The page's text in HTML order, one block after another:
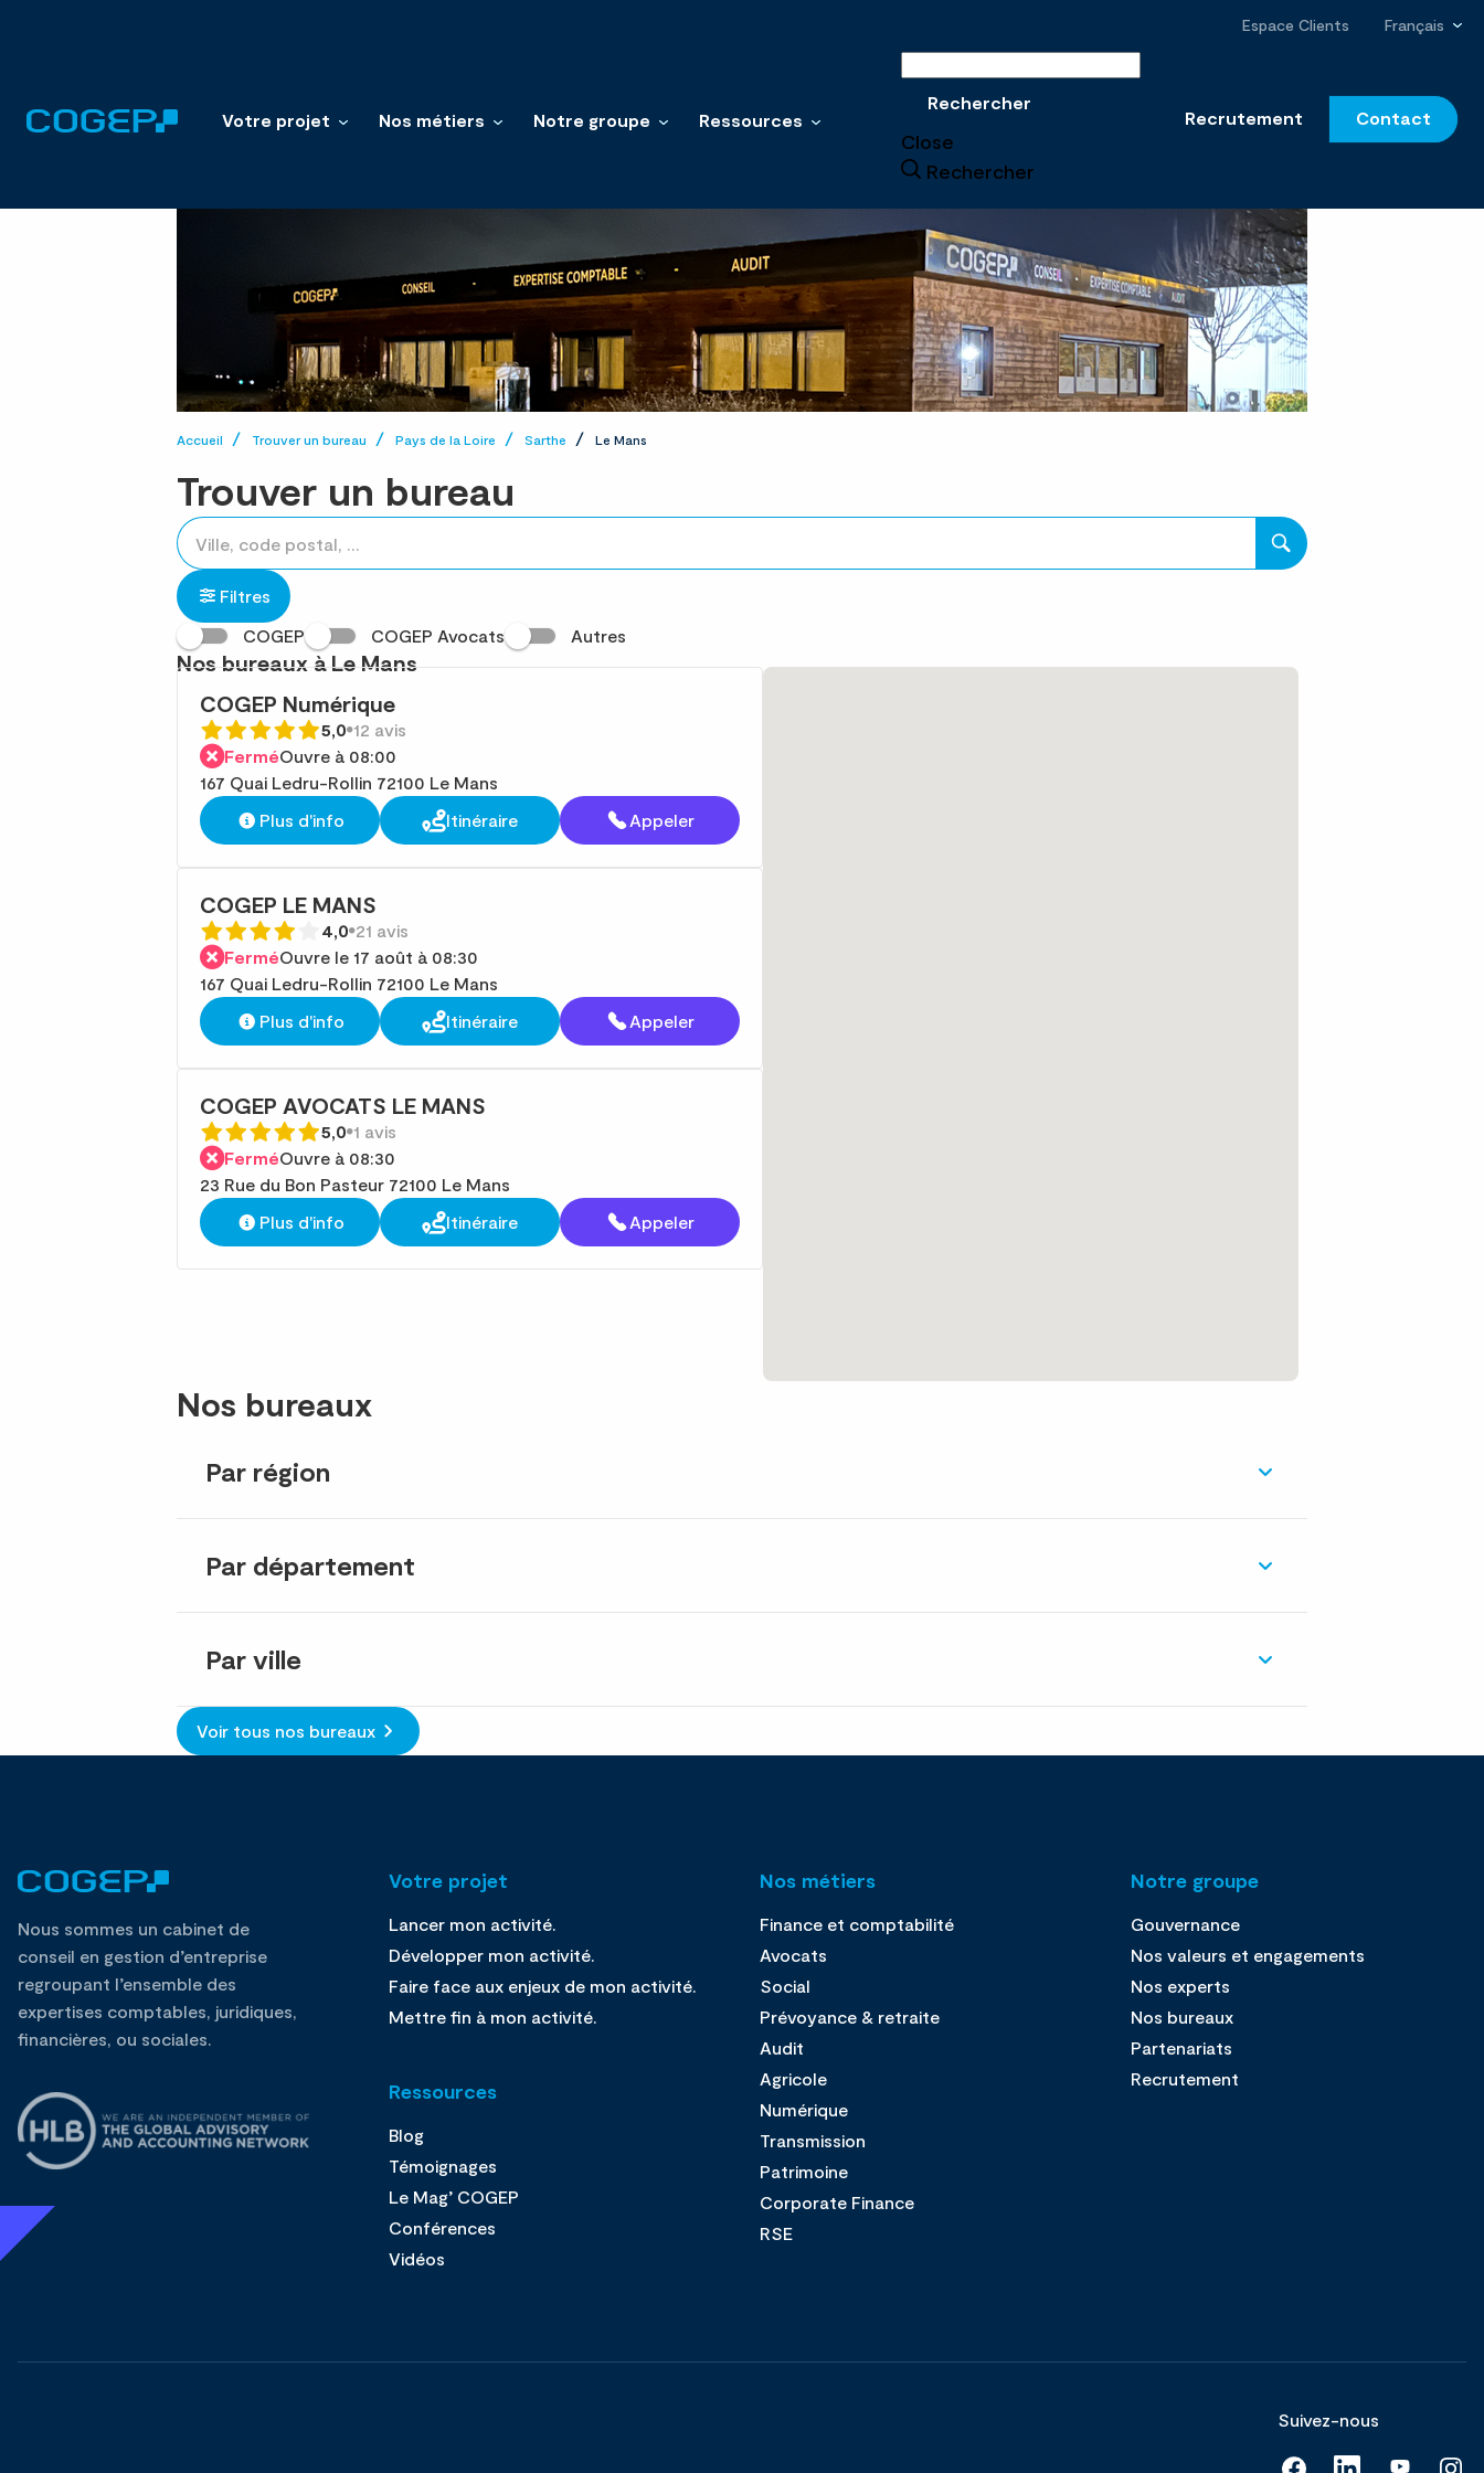
Espace Clients Français
Votre projet Nos métiers Notre groupe Ressources
Rechercher
Close
Rechercher
Recrutement Contact
Accueil Trouver un bureau Pays de la Loire Sarthe Le Mans
Trouver un bureau
Veuillez
renseigner
une
adresse
{{count}}
résultat(s)
trouvé(s)
Filtres
COGEP
COGEP Avocats Autres
Nos bureaux à Le Mans
COGEP Numérique
5,0 12 avis
FerméOuvre à 08:00
167 Quai Ledru-Rollin 72100 Le Mans
Plus d'info
Itinéraire Appeler
COGEP LE MANS
4,0 21 avis
FerméOuvre le 17 août à 08:30
167 Quai Ledru-Rollin 72100 Le Mans
Plus d'info
Itinéraire Appeler
COGEP AVOCATS LE MANS
5,0 1 avis
FerméOuvre à 08:30
23 Rue du Bon Pasteur 72100 Le Mans
Plus d'info
Itinéraire Appeler
Nos bureaux
Par région
Par département
Par ville
Voir tous nos bureaux
Nous sommes un cabinet de
conseil en gestion d’entreprise
regroupant l’ensemble des
expertises comptables, juridiques,
financières, ou sociales.
Votre projet
Lancer mon activité.
Développer mon activité.
Faire face aux enjeux de mon activité.
Mettre fin à mon activité.
Nos métiers
Finance et comptabilité
Avocats
Social
Prévoyance & retraite
Audit
Agricole
Numérique
Transmission
Patrimoine
Corporate Finance
RSE
Notre groupe
Gouvernance
Nos valeurs et engagements
Nos experts
Nos bureaux
Partenariats
Recrutement
Ressources
Blog
Témoignages
Le Mag’ COGEP
Conférences
Vidéos
Suivez-nous